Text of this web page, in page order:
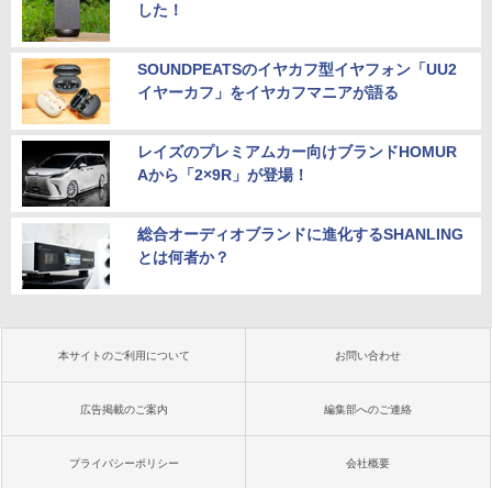
した！
SOUNDPEATSのイヤカフ型イヤフォン「UU2
イヤーカフ」をイヤカフマニアが語る
レイズのプレミアムカー向けブランドHOMUR
Aから「2×9R」が登場！
総合オーディオブランドに進化するSHANLING
とは何者か？
本サイトのご利用について お問い合わせ
広告掲載のご案内 編集部へのご連絡
プライバシーポリシー 会社概要